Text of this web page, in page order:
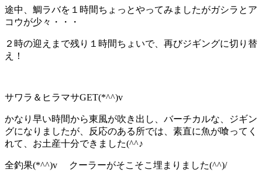
途中、鯛ラバを１時間ちょっとやってみましたがガシラとア
コウが少々・・・
２時の迎えまで残り１時間ちょいで、再びジギングに切り替
え！
サワラ＆ヒラマサGET(*^^)v
かなり早い時間から東風が吹き出し、バーチカルな、ジギン
グになりましたが、反応のある所では、素直に魚が喰ってく
れて、お土産十分できました(^^♪
全釣果(*^^)v クーラーがそこそこ埋まりました(^^)/